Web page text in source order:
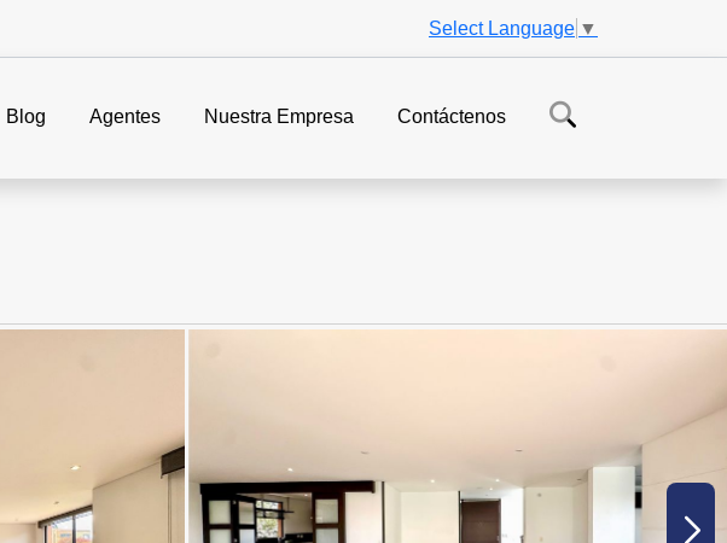
Select Language ▼
Blog Agentes Nuestra Empresa Contáctenos